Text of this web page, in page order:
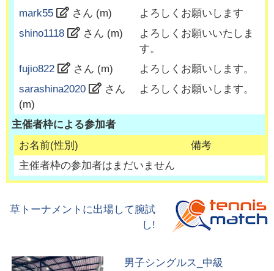
mark55 さん (m)
よろしくお願いします
shino1118
さん (m)
よろしくお願いいたしま
す。
fujio822
さん (m)
よろしくお願いします。
sarashina2020
さん
(m)
よろしくお願いします。
主催者枠による参加者
お名前(性別)
備考
主催者枠の参加者はまだいません
草トーナメントに出場して腕試
し!
男子シングルス_中級